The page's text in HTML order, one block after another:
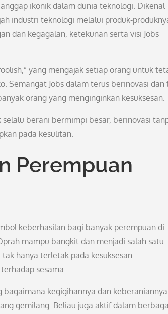
ikonik dalam dunia teknologi. Dikenal
industri teknologi melalui produk-
dan kegagalan, ketekunan serta visi Jobs
yang mengajak setiap orang untuk
Semangat Jobs dalam terus berinovasi dan
orang yang menginginkan kesuksesan.
berani bermimpi besar, berinovasi
pada kesulitan.
Perempuan
keberhasilan bagi banyak perempuan di
mampu bangkit dan menjadi salah satu
hanya terletak pada kesuksesan
sesama.
kegigihannya dan keberaniannya
gemilang. Beliau juga aktif dalam